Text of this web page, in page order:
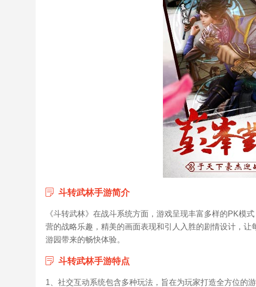
斗转武林手游简介
《斗转武林》在战斗系统方面，游戏呈现丰富多样的PK模
营的战略乐趣，精美的画面表现和引人入胜的剧情设计，
游园带来的畅快体验。
斗转武林手游特点
1、社交互动系统包含多种玩法，旨在为玩家打造全方位的